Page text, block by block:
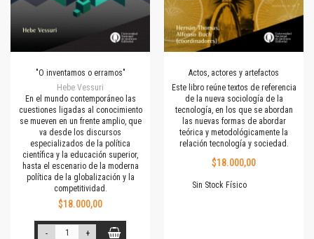
"O inventamos o erramos"
Hebe Vessuri
En el mundo contemporáneo las
cuestiones ligadas al conocimiento
se mueven en un frente amplio, que
va desde los discursos
especializados de la política
científica y la educación superior,
hasta el escenario de la moderna
política de la globalización y la
competitividad.
$18.000,00
- +
Actos, actores y artefactos
Este libro reúne textos de referencia
de la nueva sociología de la
tecnología, en los que se abordan
las nuevas formas de abordar
teórica y metodológicamente la
relación tecnología y sociedad.
$18.000,00
Sin Stock Físico